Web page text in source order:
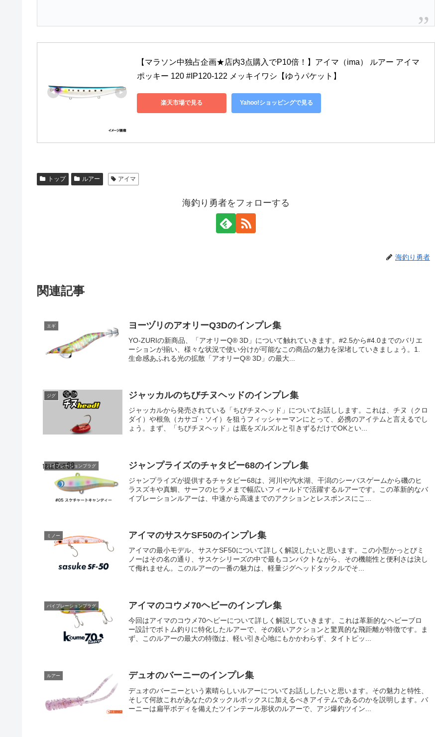
【マラソン中独占企画★店内3点購入でP10倍！】アイマ（ima） ルアー アイマ
ポッキー 120 #IP120-122 メッキイワシ【ゆうパケット】
楽天市場で見る Yahoo!ショッピングで見る
トップ ルアー アイマ
海釣り勇者をフォローする
海釣り勇者
関連記事
エギ ヨーヅリのアオリーQ3Dのインプレ集
YO-ZURIの新商品、「アオリーQ® 3D」について触れていきます。#2.5から#4.0までのバリエ
ーションが揃い、様々な状況で使い分けが可能なこの商品の魅力を深堵していきましょう。1.
生命感あふれる光の拡散「アオリーQ® 3D」の最大...
ジグ ジャッカルのちびチヌヘッドのインプレ集
ジャッカルから発売されている「ちびチヌヘッド」についてお話しします。これは、チヌ（クロ
ダイ）や根魚（カサゴ・ソイ）を狙うフィッシャーマンにとって、必携のアイテムと言えるでし
ょう。まず、「ちびチヌヘッド」は底をズルズルと引きずるだけでOKとい...
バイブレーションプラグ ジャンプライズのチャタビー68のインプレ集
ジャンプライズが提供するチャタビー68は、河川や汽水湖、干潟のシーバスゲームから磯のヒ
ラスズキや真鯛、サーフのヒラメまで幅広いフィールドで活躍するルアーです。この革新的なバ
イブレーションルアーは、中速から高速までのアクションとレスポンスにこ...
ミノー アイマのサスケSF50のインプレ集
アイマの最小モデル、サスケSF50について詳しく解説したいと思います。この小型かっとびミ
ノーはその名の通り、サスケシリーズの中で最もコンパクトながら、その機能性と便利さは決し
て侮れません。このルアーの一番の魅力は、軽量ジグヘッドタックルでそ...
バイブレーションプラグ アイマのコウメ70ヘビーのインプレ集
今回はアイマのコウメ70ヘビーについて詳しく解説していきます。これは革新的なヘビーブロ
ー設計でボトム釣りに特化したルアーで、その鋭いアクションと驚異的な飛距離が特徴です。ま
ず、このルアーの最大の特徴は、軽い引き心地にもかかわらず、タイトピッ...
ルアー デュオのバーニーのインプレ集
デュオのバーニーという素晴らしいルアーについてお話ししたいと思います。その魅力と特性、
そして何故これがあなたのタックルボックスに加えるべきアイテムであるのかを説明します。バ
ーニーは扁平ボディを備えたツインテール形状のルアーで、アジ爆釣ツイン...